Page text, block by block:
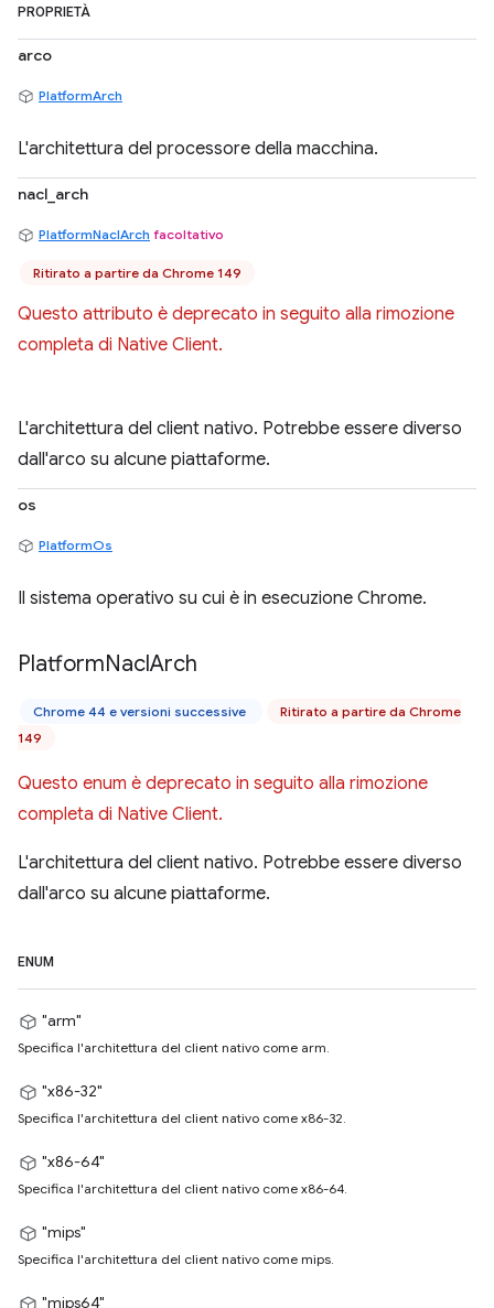
PROPRIETÀ
arco
PlatformArch
L'architettura del processore della macchina.
nacl_arch
PlatformNaclArch facoltativo
Ritirato a partire da Chrome 149
Questo attributo è deprecato in seguito alla rimozione
completa di Native Client.
L'architettura del client nativo. Potrebbe essere diverso
dall'arco su alcune piattaforme.
os
PlatformOs
Il sistema operativo su cui è in esecuzione Chrome.
PlatformNaclArch
Chrome 44 e versioni successive
Ritirato a partire da Chrome
149
Questo enum è deprecato in seguito alla rimozione
completa di Native Client.
L'architettura del client nativo. Potrebbe essere diverso
dall'arco su alcune piattaforme.
ENUM
"arm"
Specifica l'architettura del client nativo come arm.
"x86-32"
Specifica l'architettura del client nativo come x86-32.
"x86-64"
Specifica l'architettura del client nativo come x86-64.
"mips"
Specifica l'architettura del client nativo come mips.
"mips64"